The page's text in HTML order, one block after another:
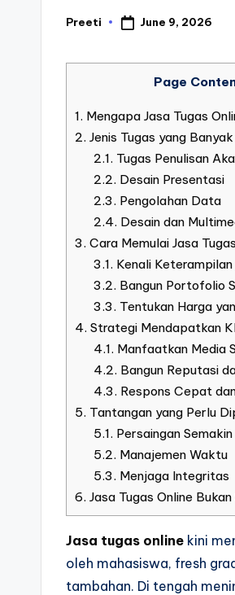
Posted
Preeti June 9, 2026
Page
1. Mengapa Jasa Tugas
2. Jenis Tugas yang
2.1. Tugas Penulisan
2.2. Desain Presentasi
2.3. Pengolahan Data
2.4. Desain dan
3. Cara Memulai Jasa
3.1. Kenali
3.2. Bangun Portofolio
3.3. Tentukan Harga
4. Strategi Mendapatkan
4.1. Manfaatkan Media
4.2. Bangun Reputasi
4.3. Respons Cepat
5. Tantangan yang Perlu
5.1. Persaingan
5.2. Manajemen Waktu
5.3. Menjaga Integritas
6. Jasa Tugas Online
Jasa tugas online kini
oleh mahasiswa, fresh
tambahan. Di tengah